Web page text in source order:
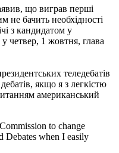
що виграв перші
не бачить необхідності
з кандидатом у
четвер, 1 жовтня, глава
теледебатів
якщо я з легкістю
американський
to change
Debates when I easily